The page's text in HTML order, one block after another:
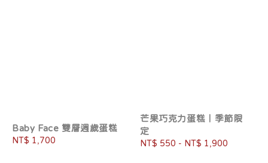
Baby Face 雙層週歲蛋糕
Regular
NT$ 1,700
芒果巧克力蛋糕｜季節限
定
Regular
NT$ 550 - NT$ 1,900